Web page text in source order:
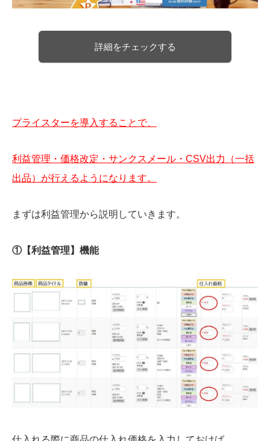
詳細をチェックする
プライスターを導入することで、
利益管理・価格改定・サンクスメール・CSV出力（一括
出品）が行えるようになります。
まずは利益管理から説明していきます。
①【利益管理】機能